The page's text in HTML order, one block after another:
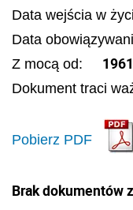
Data wejścia w
Data
Z mocą od:
Dokument traci
Pobierz PDF
Brak dokumentów